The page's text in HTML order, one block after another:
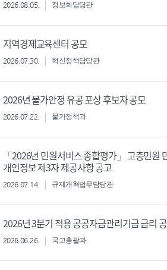
2026.08.05. 정보화담당관
지역경제교육센터 공모
2026.07.30. 혁신정책담당관
2026년 물가안정 유공 포상 후보자 공모
2026.07.22. 물가정책과
「2026년 민원서비스 종합평가」 고충민
개인정보 제3자 제공사항 공고
2026.07.14. 규제개혁법무담당관
2026년 3분기 적용 공공자금관리기금 금리
2026.06.26. 국고총괄과